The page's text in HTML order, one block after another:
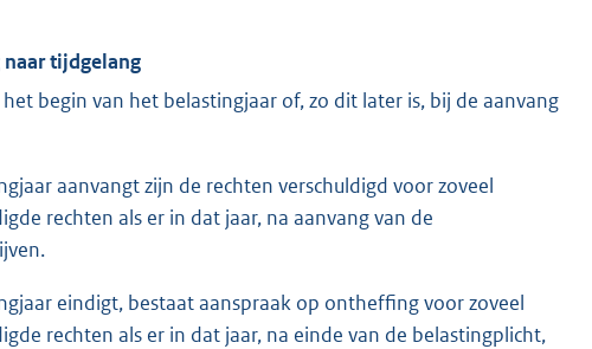
tijdgelang
begin van het belastingjaar of, zo dit later is, bij de aanvang
aanvangt zijn de rechten verschuldigd voor zoveel
rechten als er in dat jaar, na aanvang van de
eindigt, bestaat aanspraak op ontheffing voor zoveel
rechten als er in dat jaar, na einde van de belastingplicht,